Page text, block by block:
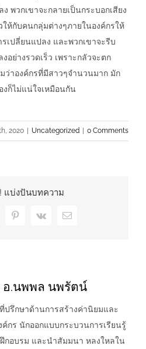
พวกเขาจะกลายเป็นกระบอกเสียง
ห้กับคนกลุ่มต่างๆภายในองค์กรให้
เปลี่ยนแปลง และพวกเขาจะรีบ
อย่างรวดเร็ว เพราะกลัวจะตก
าองค์กรที่มีสาวๆจำนวนมาก มัก
งก็ไม่แน่ใจเหมือนกัน
2020 Uncategorized 0 Comments
แบ่งปันบทความ
Pinterest
Vk Email
อ.นพพล นพรัตน์
ปรึกษาด้านการสร้างค่านิยมและ
กร นักออกแบบกระบวนการเรียนรู้
กอบรม และนำสัมมนา หลงใหลใน